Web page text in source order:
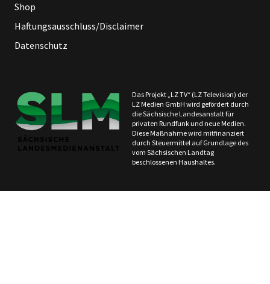
Shop
Haftungsausschluss/Disclaimer
Datenschutz
Das Projekt „LZ TV“ (LZ Television) der
LZ Medien GmbH wird gefördert durch
die Sächsische Landesanstalt für
privaten Rundfunk und neue Medien.
Diese Maßnahme wird mitfinanziert
durch Steuermittel auf Grundlage des
vom Sächsischen Landtag
beschlossenen Haushaltes.